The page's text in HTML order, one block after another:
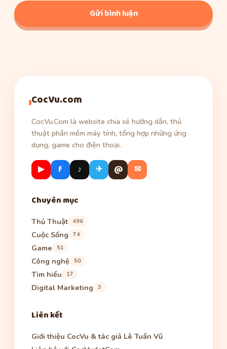
CocVu.com
CocVu.Com là website chia sẻ hướng dẫn, thủ
thuật phần mềm máy tính, tổng hợp những ứng
dụng, game cho điện thoại.
▶ f ♪ ✈ @ ✉
Chuyên mục
Thủ Thuật 496
Cuộc Sống 74
Game 51
Công nghệ 50
Tìm hiểu 17
Digital Marketing 3
Liên kết
Giới thiệu CocVu & tác giả Lê Tuấn Vũ